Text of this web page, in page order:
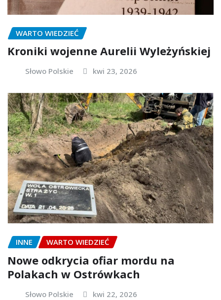
WARTO WIEDZIEĆ
Kroniki wojenne Aurelii Wyleżyńskiej
Słowo Polskie kwi 23, 2026
INNE WARTO WIEDZIEĆ
Nowe odkrycia ofiar mordu na
Polakach w Ostrówkach
Słowo Polskie kwi 22, 2026